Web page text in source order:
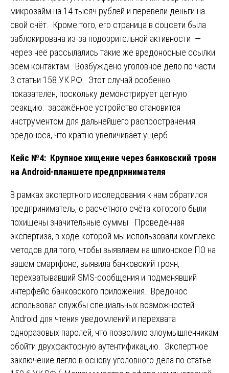
микрозайм на 14 тысяч рублей и перевели деньги на
свой счёт. Кроме того, его страница в соцсети была
заблокирована из-за подозрительной активности —
через неё рассылались такие же вредоносные ссылки
всем контактам. Возбуждено уголовное дело по части
3 статьи 158 УК РФ. Этот случай особенно
показателен, поскольку демонстрирует цепную
реакцию: заражённое устройство становится
инструментом для дальнейшего распространения
вредоноса, что кратно увеличивает ущерб.
Кейс №4: Крупное хищение через банковский троян
на Android-планшете предпринимателя
В рамках экспертного исследования к нам обратился
предприниматель, с расчётного счёта которого были
похищены значительные суммы. Проведённая
экспертиза, в ходе которой мы использовали комплекс
методов для того, чтобы выявляем на шпионское ПО на
вашем смартфоне, выявила банковский троян,
перехватывавший SMS-сообщения и подменявший
интерфейс банковского приложения. Вредонос
использовал службы специальных возможностей
Android для чтения уведомлений и перехвата
одноразовых паролей, что позволило злоумышленникам
обойти двухфакторную аутентификацию. Экспертное
заключение легло в основу уголовного дела по статье